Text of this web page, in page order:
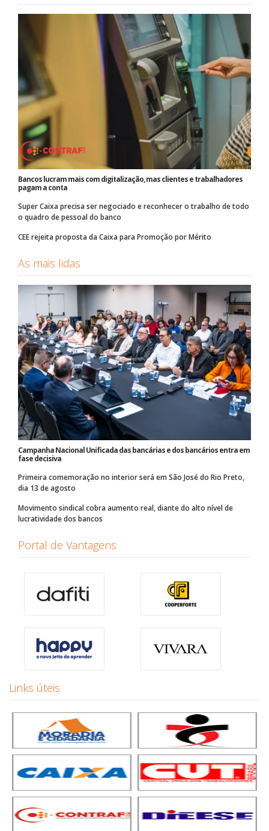
Bancos lucram mais com digitalização, mas clientes e trabalhadores
pagam a conta
Super Caixa precisa ser negociado e reconhecer o trabalho de todo
o quadro de pessoal do banco
CEE rejeita proposta da Caixa para Promoção por Mérito
As mais lidas
Campanha Nacional Unificada das bancárias e dos bancários entra em
fase decisiva
Primeira comemoração no interior será em São José do Rio Preto,
dia 13 de agosto
Movimento sindical cobra aumento real, diante do alto nível de
lucratividade dos bancos
Portal de Vantagens
Links úteis